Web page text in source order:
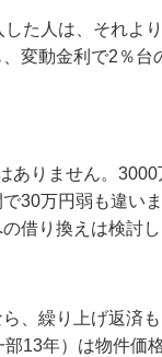
た人は、それよ
変動金利で2 ％台
ありません。 3000
で30万円弱も違いま
借り換えは検討し
、繰り上げ返済
部13年）は物件価